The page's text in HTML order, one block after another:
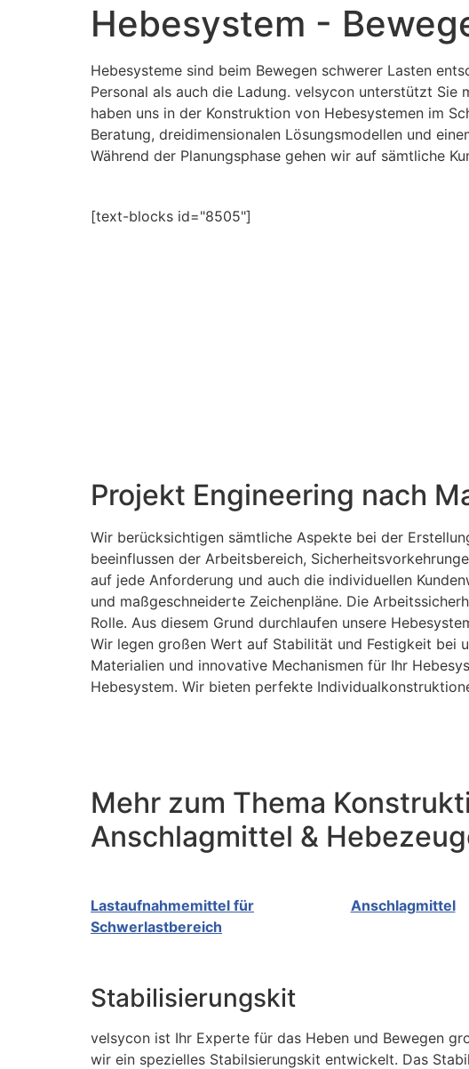
Hebesystem -
Hebesysteme sind beim Bewegen schwerer Lasten
Personal als auch die Ladung. velsycon unterstützt
haben uns in der Konstruktion von Hebesystemen im
Beratung, dreidimensionalen Lösungsmodellen und
Während der Planungsphase gehen wir auf sämtliche
[text-blocks id="8505"]
Projekt Engineering nach
Wir berücksichtigen sämtliche Aspekte bei der
beeinflussen der Arbeitsbereich,
auf jede Anforderung und auch die individuellen
und maßgeschneiderte Zeichenpläne. Die
Rolle. Aus diesem Grund durchlaufen unsere
Wir legen großen Wert auf Stabilität und Festigkeit bei
Materialien und innovative Mechanismen für Ihr
Hebesystem. Wir bieten perfekte
Mehr zum Thema
Anschlagmittel &
Lastaufnahmemittel für
Schwerlastbereich
Anschlagmittel
Stabilisierungskit
velsycon ist Ihr Experte für das Heben und Bewegen
wir ein spezielles Stabilsierungskit entwickelt. Das